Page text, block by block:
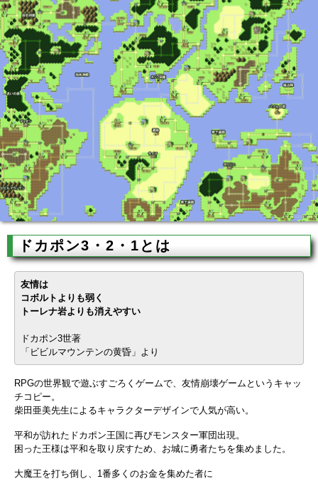
ドカポン3・2・1とは
友情は
コボルトよりも弱く
トーレナ岩よりも消えやすい
ドカポン3世著
「ビビルマウンテンの黄昏」より
RPGの世界観で遊ぶすごろくゲームで、友情崩壊ゲームというキャッ
チコピー。
柴田亜美先生によるキャラクターデザインで人気が高い。
平和が訪れたドカポン王国に再びモンスター軍団出現。
困った王様は平和を取り戻すため、お城に勇者たちを集めました。
大魔王を打ち倒し、1番多くのお金を集めた者に